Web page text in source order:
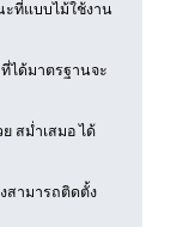
ะที่แบบไม้ใช้งาน
ได้มาตรฐานจะ
สม่ำเสมอ ได้
สามารถติดตั้ง